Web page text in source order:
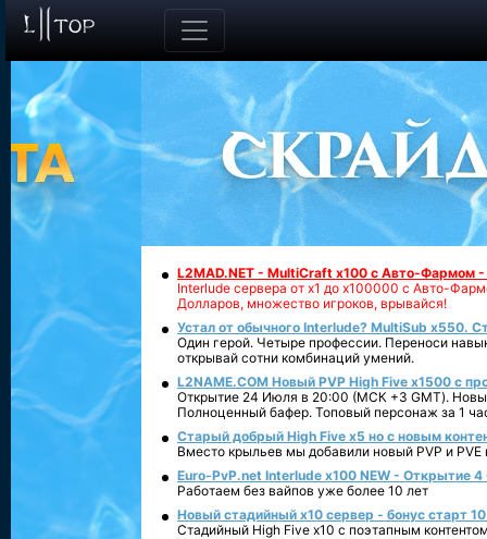
L2MAD.NET - MultiCraft x100 с Авто-Фармом
Interlude сервера от х1 до х100000 с Авто-
Долларов, множество игроков, врывайся!
Устал от обычного Interlude? MultiSub x550.
Один герой. Четыре профессии. Переноси
открывай сотни комбинаций умений.
L2NAME.COM Новый PVP High Five x1500 с
Открытие 24 Июля в 20:00 (МСК +3 GMT).
Полноценный бафер. Топовый персонаж за 1
Старый добрый High Five x5 но с новым
Вместо крыльев мы добавили новый PVP и PVE
Euro-PvP.net Interlude х100 NEW - Открытие 4
Работаем без вайпов уже более 10 лет
Новый стадийный х10 сервер - бонус старт
Стадийный High Five x10 с поэтапным